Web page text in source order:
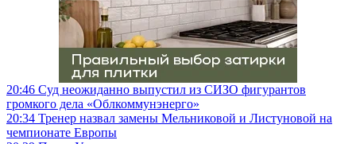
20:46 Суд неожиданно выпустил из СИЗО фигурантов
громкого дела «Облкоммунэнерго»
20:34 Тренер назвал замены Мельниковой и Листуновой на
чемпионате Европы